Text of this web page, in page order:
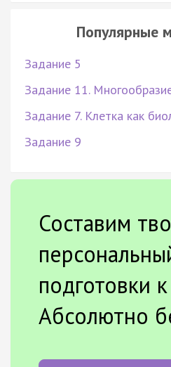
Популярные
Задание 5
Задание 11.
Задание 7. Клетка как
Задание 9
Составим
подготовки
Абсолютно